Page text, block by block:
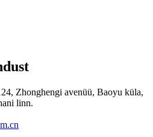
Zhonghengi avenüü, Baoyu küla,
linn.